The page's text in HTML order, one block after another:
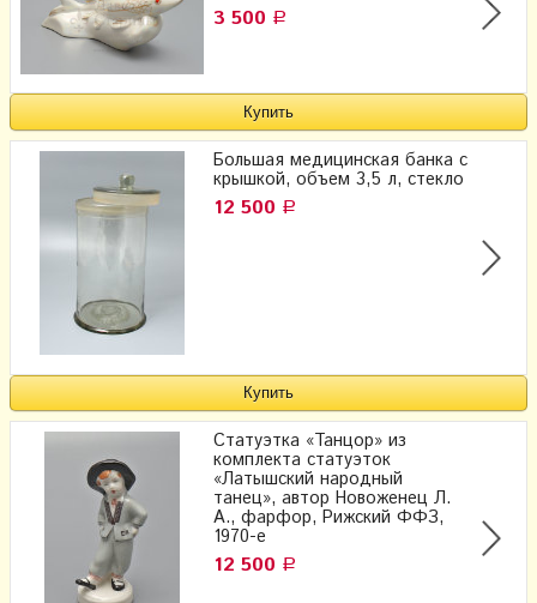
3 500 Р
Большая медицинская банка с
крышкой, объем 3,5 л, стекло
12 500 Р
Статуэтка «Танцор» из
комплекта статуэток
«Латышский народный
танец», автор Новоженец Л.
А., фарфор, Рижский ФФЗ,
1970-е
12 500 Р